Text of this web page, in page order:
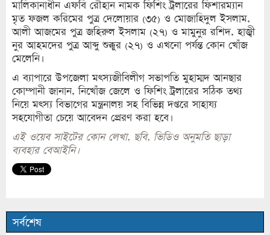
মালিকানাধীন এফবি রৌহান নামক ফিশিং ট্রলারের ফিশারম্যান
মৃত ফজল করিমের পুত্র দেলোয়ার (৩৫) ও মোজাহিদুল ইসলাম,
আলী আজমের পুত্র জহিরুল ইসলাম (২৭) ও মামুনুর রশিদ, হাজ্বী
নুর আহমদের পুত্র আব্দু শুক্কুর (২৭) ও এখনো পর্যন্ত কোন খোঁজ
মেলেনি।
এ ব্যাপারে উপজেলা মৎস্যজীবিলীগ সভাপতি মুহাম্মদ আনছার
কোম্পানী জানান, নিখোঁজ জেলে ও ফিশিং ট্রলারের সঠিক তথ্য
নিয়ে মৎস্য বিভাগের মন্ত্রনালয় সহ বিভিন্ন দপ্তরে সাহায্য
সহযোগীতা চেয়ে আবেদন প্রেরণ করা হবে।
এই ওয়েব সাইটের কোন লেখা, ছবি, ভিডিও অনুমতি ছাড়া
ব্যবহার বেআইনি।
সর্বশেষ